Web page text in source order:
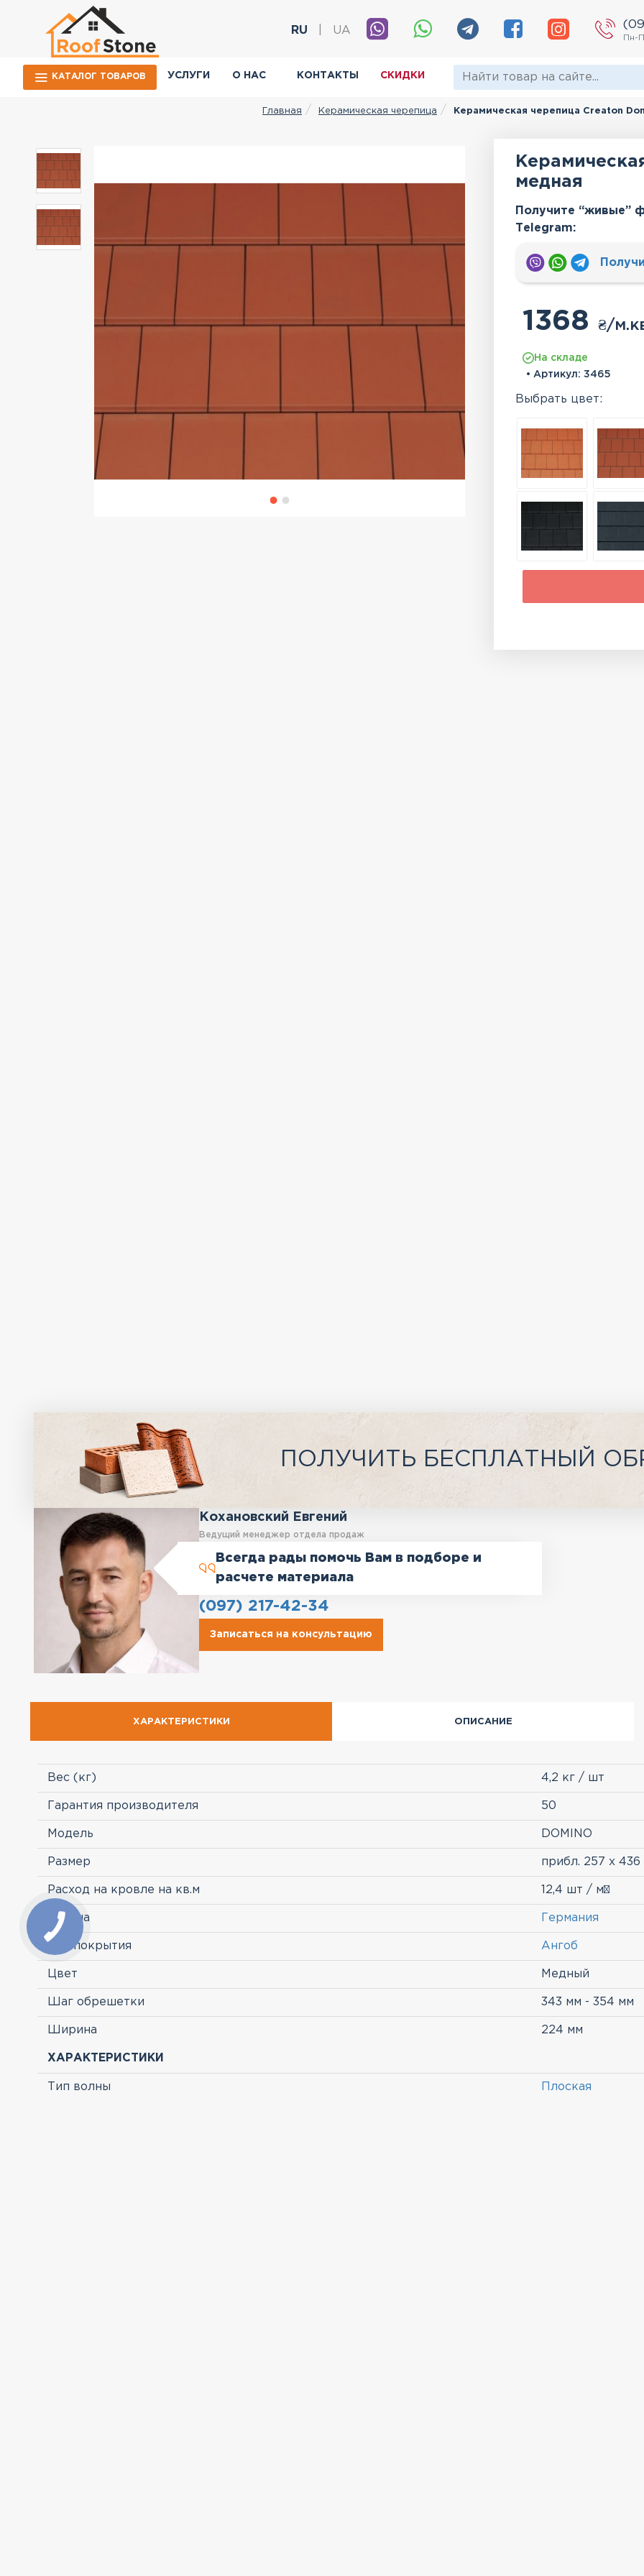
RU UA
Пн-
КАТАЛОГ ТОВАРОВ УСЛУГИ О НАС КОНТАКТЫ СКИДКИ
Главная Керамическая черепица Керамическая черепица Creaton
медная
Получите “живые”
Тelegram:
1368 ₴/
На складе
• Артикул: 3465
Выбрать цвет:
ПОЛУЧИТЬ БЕСПЛАТНЫЙ
Кохановский Евгений
Ведущий менеджер отдела продаж
Всегда рады помочь Вам в подборе и
расчете материала
(097) 217-42-34
Записаться на консультацию
ХАРАКТЕРИСТИКИ ОПИСАНИЕ
Вес (кг) 4,2 кг / шт
Гарантия производителя 50
Модель DOMINO
Размер прибл. 257 х 436
Расход на кровле на кв.м 12,4 шт / м²
Страна Германия
Тип покрытия Ангоб
Цвет Медный
Шаг обрешетки 343 мм - 354 мм
Ширина 224 мм
ХАРАКТЕРИСТИКИ
Тип волны Плоская